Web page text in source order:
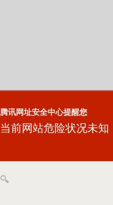
腾讯网址安全中心提醒您
当前网站危险状况未知